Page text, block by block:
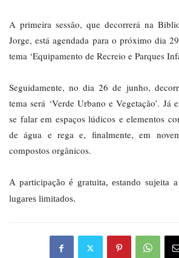
A primeira sessão, que decorrerá na
Jorge, está agendada para o próximo dia
tema ‘Equipamento de Recreio e Parques
Seguidamente, no dia 26 de junho,
tema será ‘Verde Urbano e Vegetação’. Já
se falar em espaços lúdicos e elementos
de água e rega e, finalmente, em
compostos orgânicos.
A participação é gratuita, estando sujeita
lugares limitados.